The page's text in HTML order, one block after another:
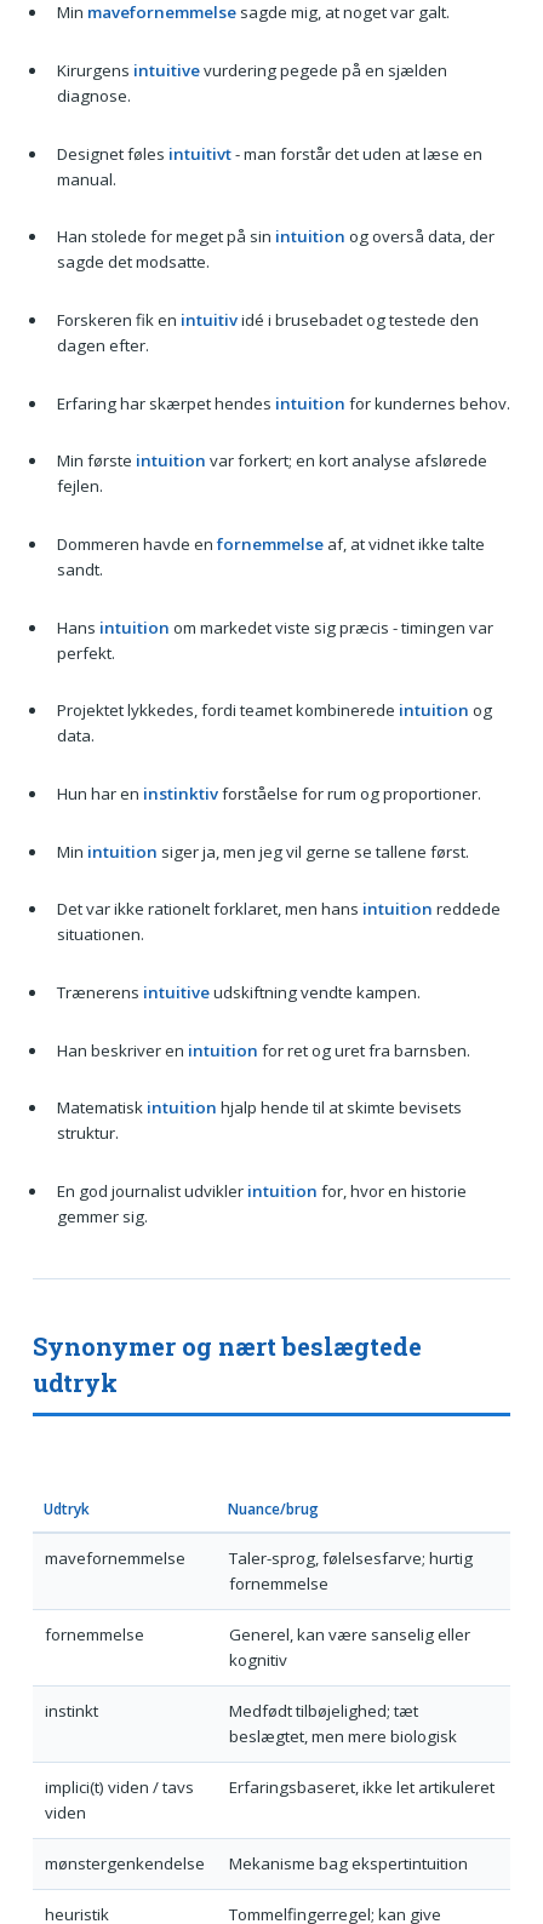
Min mavefornemmelsesagde mig, at noget var galt.
Kirurgens intuitivevurdering pegede på en sjælden
diagnose.
Designet føles intuitivt- man forstår det uden at læse en
manual.
Han stolede for meget på sin intuition og overså data, der
sagde det modsatte.
Forskeren fik en intuitividé i brusebadet og testede den
dagen efter.
Erfaring har skærpet hendes intuition for kundernes behov.
Min første intuition var forkert; en kort analyse afslørede
fejlen.
Dommeren havde enfornemmelseaf, at vidnet ikke talte
sandt.
Hans intuition om markedet viste sig præcis - timingen var
perfekt.
Projektet lykkedes, fordi teamet kombinerede intuition og
data.
Hun har en instinktivforståelse for rum og proportioner.
Min intuition siger ja, men jeg vil gerne se tallene først.
Det var ikke rationelt forklaret, men hans intuition reddede
situationen.
Trænerens intuitiveudskiftning vendte kampen.
Han beskriver en intuition for ret og uret fra barnsben.
Matematisk intuition hjalp hende til at skimte bevisets
struktur.
En god journalist udvikler intuition for, hvor en historie
gemmer sig.
Synonymer og nært beslægtede
udtryk
Udtryk Nuance/brug
mavefornemmelse
Taler-sprog, følelsesfarve; hurtig
fornemmelse
fornemmelse
Generel, kan være sanselig eller
kognitiv
instinkt
Medfødt tilbøjelighed; tæt
beslægtet, men mere biologisk
implici(t) viden / tavs
viden
Erfaringsbaseret, ikke let artikuleret
mønstergenkendelse Mekanisme bag ekspertintuition
heuristik Tommelfingerregel; kan give